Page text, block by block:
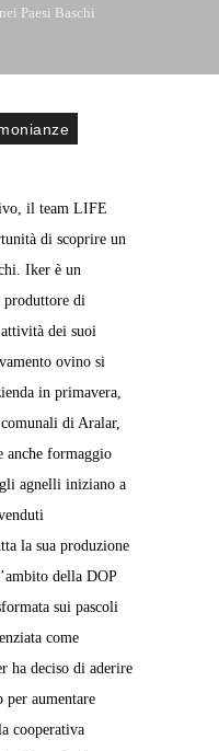
Paesi Baschi
il team LIFE
di scoprire un
Iker è un
produttore di
dei suoi
ovino si
in primavera,
di Aralar,
anche formaggio
agnelli iniziano a
la sua produzione
della DOP
sui pascoli
come
ha deciso di aderire
per aumentare
cooperativa